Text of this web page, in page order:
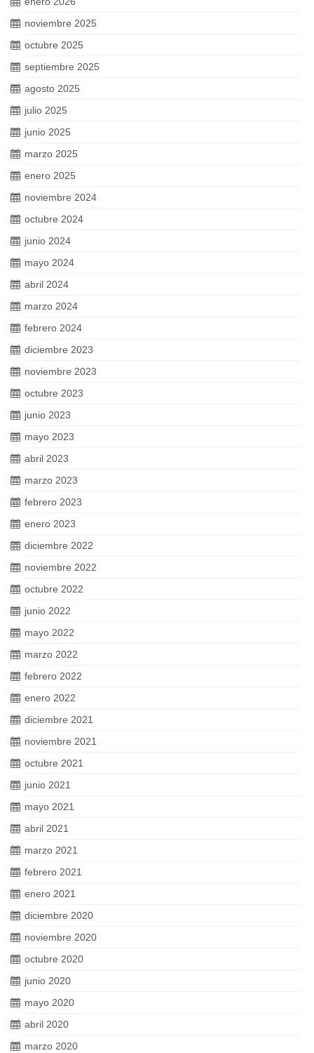
noviembre 2025
octubre 2025
septiembre 2025
agosto 2025
julio 2025
junio 2025
marzo 2025
enero 2025
noviembre 2024
octubre 2024
junio 2024
mayo 2024
abril 2024
marzo 2024
febrero 2024
diciembre 2023
noviembre 2023
octubre 2023
junio 2023
mayo 2023
abril 2023
marzo 2023
febrero 2023
enero 2023
diciembre 2022
noviembre 2022
octubre 2022
junio 2022
mayo 2022
marzo 2022
febrero 2022
enero 2022
diciembre 2021
noviembre 2021
octubre 2021
junio 2021
mayo 2021
abril 2021
marzo 2021
febrero 2021
enero 2021
diciembre 2020
noviembre 2020
octubre 2020
junio 2020
mayo 2020
abril 2020
marzo 2020